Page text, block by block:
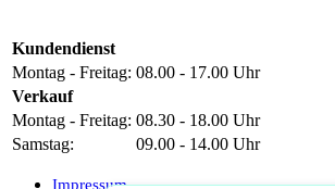
Kundendienst
Montag - Freitag: 08.00 - 17.00 Uhr
Verkauf
Montag - Freitag: 08.30 - 18.00 Uhr
Samstag:
09.00 - 14.00 Uhr
Impressum